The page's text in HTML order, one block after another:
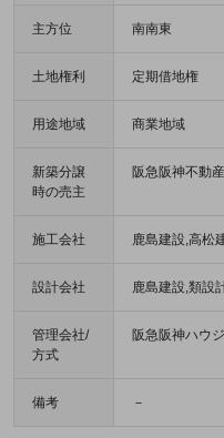
主方位 南南東
土地権利 定期借地権
用途地域 商業地域
新築分譲
時の売主
阪急阪神不動産
施工会社 鹿島建設,高松
設計会社 鹿島建設,類設
管理会社/
方式
阪急阪神ハウ
備考 －